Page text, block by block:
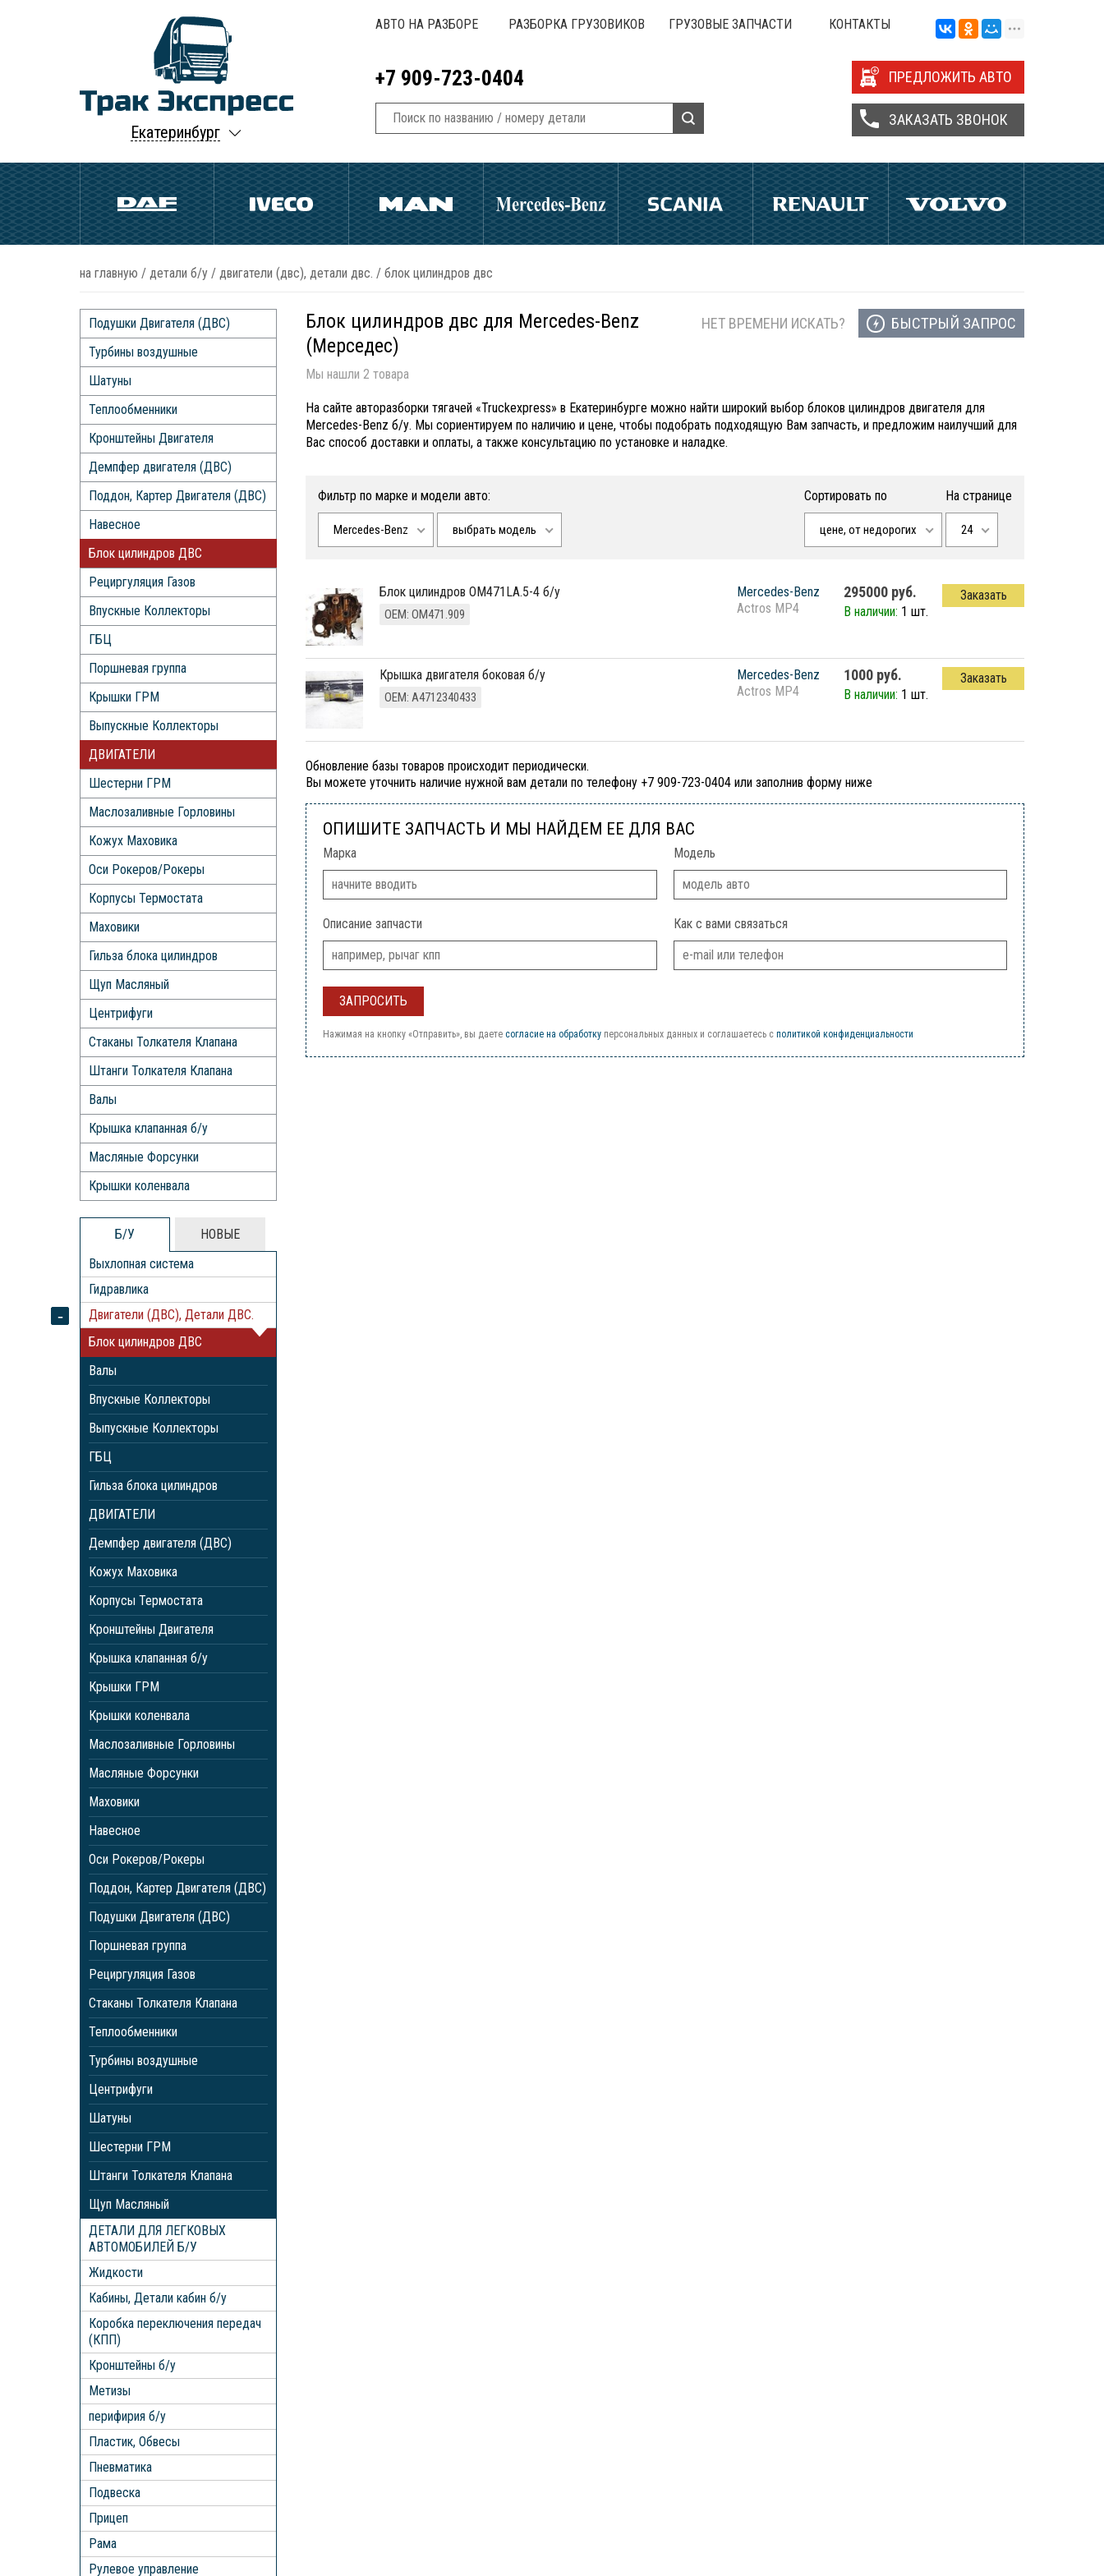
Екатеринбург
АВТО НА РАЗБОРЕ РАЗБОРКА ГРУЗОВИКОВ ГРУЗОВЫЕ ЗАПЧАСТИ КОНТАКТЫ
+7 909-723-0404 ПРЕДЛОЖИТЬ АВТО
ЗАКАЗАТЬ ЗВОНОК
на главную / детали б/у / двигатели (двс), детали двс. / блок цилиндров двс
Подушки Двигателя (ДВС)
Турбины воздушные
Шатуны
Теплообменники
Кронштейны Двигателя
Демпфер двигателя (ДВС)
Поддон, Картер Двигателя (ДВС)
Навесное
Блок цилиндров ДВС
Рециргуляция Газов
Впускные Коллекторы
ГБЦ
Поршневая группа
Крышки ГРМ
Выпускные Коллекторы
ДВИГАТЕЛИ
Шестерни ГРМ
Маслозаливные Горловины
Кожух Маховика
Оси Рокеров/Рокеры
Корпусы Термостата
Маховики
Гильза блока цилиндров
Щуп Масляный
Центрифуги
Стаканы Толкателя Клапана
Штанги Толкателя Клапана
Валы
Крышка клапанная б/у
Масляные Форсунки
Крышки коленвала
Б/У
НОВЫЕ
Выхлопная система
Гидравлика
Двигатели (ДВС), Детали ДВС.
Блок цилиндров ДВС
Валы
Впускные Коллекторы
Выпускные Коллекторы
ГБЦ
Гильза блока цилиндров
ДВИГАТЕЛИ
Демпфер двигателя (ДВС)
Кожух Маховика
Корпусы Термостата
Кронштейны Двигателя
Крышка клапанная б/у
Крышки ГРМ
Крышки коленвала
Маслозаливные Горловины
Масляные Форсунки
Маховики
Навесное
Оси Рокеров/Рокеры
Поддон, Картер Двигателя (ДВС)
Подушки Двигателя (ДВС)
Поршневая группа
Рециргуляция Газов
Стаканы Толкателя Клапана
Теплообменники
Турбины воздушные
Центрифуги
Шатуны
Шестерни ГРМ
Штанги Толкателя Клапана
Щуп Масляный
ДЕТАЛИ ДЛЯ ЛЕГКОВЫХ
АВТОМОБИЛЕЙ Б/У
Жидкости
Кабины, Детали кабин б/у
Коробка переключения передач
(КПП)
Кронштейны б/у
Метизы
перифирия б/у
Пластик, Обвесы
Пневматика
Подвеска
Прицеп
Рама
Рулевое управление
Блок цилиндров двс для Mercedes-Benz
(Мерседес)
Мы нашли 2 товара
НЕТ ВРЕМЕНИ ИСКАТЬ? БЫСТРЫЙ ЗАПРОС
На сайте авторазборки тягачей «Truckexpress» в Екатеринбурге можно найти широкий выбор блоков цилиндров двигателя для
Mercedes-Benz б/у. Мы сориентируем по наличию и цене, чтобы подобрать подходящую Вам запчасть, и предложим наилучший для
Вас способ доставки и оплаты, а также консультацию по установке и наладке.
Фильтр по марке и модели авто:
Mercedes-Benz выбрать модель
Сортировать по
цене, от недорогих
На странице
24
Блок цилиндров OM471LA.5-4 б/у
ОЕМ: OM471.909
Mercedes-Benz
Actros MP4
295000 руб.
В наличии: 1 шт.
Заказать
Крышка двигателя боковая б/у
ОЕМ: A4712340433
Mercedes-Benz
Actros MP4
1000 руб.
В наличии: 1 шт.
Заказать
Обновление базы товаров происходит периодически.
Вы можете уточнить наличие нужной вам детали по телефону +7 909-723-0404 или заполнив форму ниже
ОПИШИТЕ ЗАПЧАСТЬ И МЫ НАЙДЕМ ЕЕ ДЛЯ ВАС
Марка Модель
Описание запчасти Как с вами связаться
Нажимая на кнопку «Отправить», вы даете согласие на обработку персональных данных и соглашаетесь c политикой конфиденциальности